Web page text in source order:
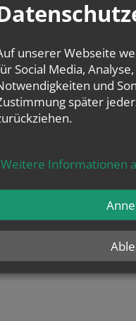
unserer Webseite
Social Media,
und
später
Weitere Informationen